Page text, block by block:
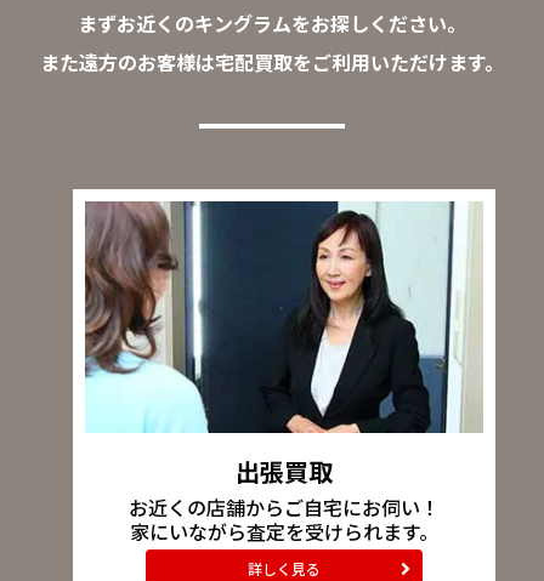
まずお近くのキングラムをお探しください。
また遠方のお客様は宅配買取をご利用いただけます。
出張買取
お近くの店舗からご自宅にお伺い！
家にいながら査定を受けられます。
詳しく見る